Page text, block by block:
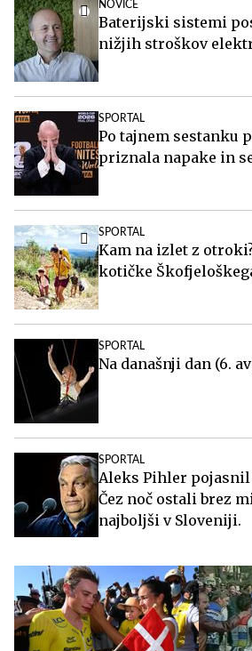
NOVICE
Baterijski sistemi
nižjih stroškov
SPORTAL
Po tajnem sestanku
priznala napake in
SPORTAL
Kam na izlet z
kotičke
SPORTAL
Na današnji dan (6.
SPORTAL
Aleks Pihler pojasnil
Čez noč ostali brez
najboljši v Sloveniji.